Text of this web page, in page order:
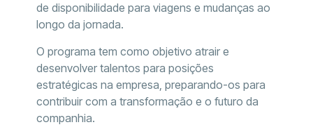
de disponibilidade para viagens e mudanças ao
longo da jornada.
O programa tem como objetivo atrair e
desenvolver talentos para posições
estratégicas na empresa, preparando-os para
contribuir com a transformação e o futuro da
companhia.